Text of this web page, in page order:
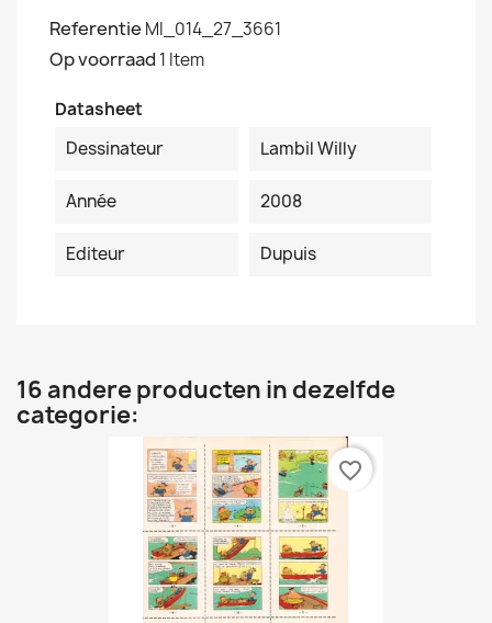
Referentie MI_014_27_3661
Op voorraad 1 Item
Datasheet
Dessinateur
Lambil Willy
Année 2008
Editeur Dupuis
16 andere producten in dezelfde
categorie:
favorite_border